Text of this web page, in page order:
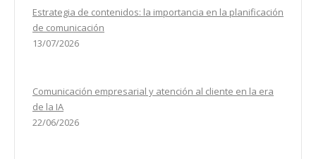
Estrategia de contenidos: la importancia en la planificación
de comunicación
13/07/2026
Comunicación empresarial y atención al cliente en la era
de la IA
22/06/2026